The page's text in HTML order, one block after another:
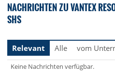
NACHRICHTEN ZU VANTEX
SHS
Relevant
Alle vom
Keine Nachrichten verfügbar.